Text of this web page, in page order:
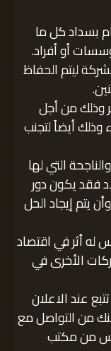
بسداد كل ما
أو أفراد.
ليتم الحفاظ
وذلك من أجل
وذلك أيضاً لتجنب
التي لها
فقد يكون دور
يتم إيجاد الحل
له أثر في اقتصاد
الأخرى في
عند الاعلان
من التواصل مع
من مكتب